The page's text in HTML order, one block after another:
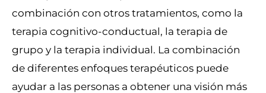
combinación con otros tratamientos, como la
terapia cognitivo-conductual, la terapia de
grupo y la terapia individual. La combinación
de diferentes enfoques terapéuticos puede
ayudar a las personas a obtener una visión más